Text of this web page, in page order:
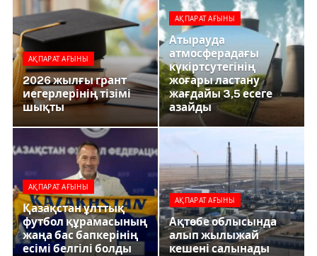
АҚПАРАТ АҒЫНЫ
2026 жылғы грант
иегерлерінің тізімі
шықты
АҚПАРАТ АҒЫНЫ
Атырауда
атмосферадағы
күкіртсутегінің
жоғары ластану
жағдайы 3,5 есеге
азайды
АҚПАРАТ АҒЫНЫ
Қазақстан ұлттық
футбол құрамасының
жаңа бас бапкерінің
есімі белгілі болды
АҚПАРАТ АҒЫНЫ
Ақтөбе облысында
алып жылыжай
кешені салынады